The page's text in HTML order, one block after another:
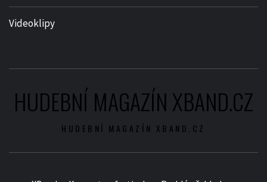
Videoklipy
HUDEBNÍ MAGAZÍN XBAND.CZ
HUDEBNÍ MAGAZÍN XBAND.CZ